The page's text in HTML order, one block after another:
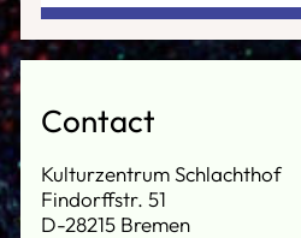
Contact
Kulturzentrum Schlachthof
Findorffstr. 51
D-28215 Bremen